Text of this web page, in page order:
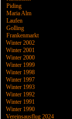
Piding
Maria Alm
Laufen
Golling
Frankenmarkt
Winter 2002
Winter 2001
Winter 2000
Winter 1999
Winter 1998
Winter 1997
Winter 1993
Winter 1992
Winter 1991
Winter 1990
Vereinsausflug 2024